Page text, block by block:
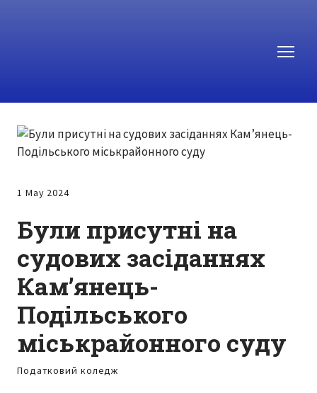
1 May 2024
Були присутні на
судових засіданнях
Камʼянець-
Подільського
міськрайонного суду
Податковий коледж